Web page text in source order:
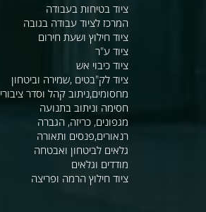
ציוד בטיחות בעבודה
המרכז לציוד עבודה בגובה
ציוד חילוץ ושעת חירום
ציוד ע"ר
ציוד כיבוי אש
ציוד לק"בטים ,שמירה וביטחון
מחסומים,ניתוב קהל וסדר ציבורי
חסימה וניתוב בתנועה
מגפונים, כריזה, הגברה
רנאורים,פנסים ותאורה
גלאים לביטחון ואבטחה
מודדים וגלאים
ציוד חילוץ הרמה ופריצה